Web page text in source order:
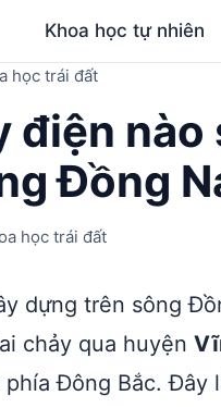
Khoa học tự nhiên
học trái đất
điện
Đồng
học trái đất
dựng trên sông
chảy qua huyện
Đông Bắc. Đây